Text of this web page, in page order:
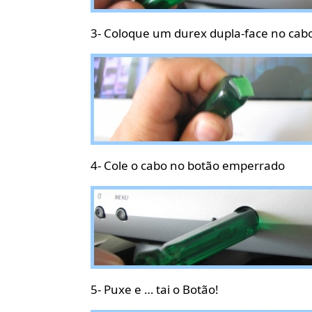
3- Coloque um durex dupla-face no
4- Cole o cabo no botão emperrado
5- Puxe e … tai o Botão!